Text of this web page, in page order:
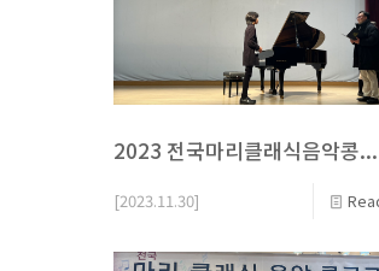
2023 전국마리클래식음악콩...
[2023.11.30]